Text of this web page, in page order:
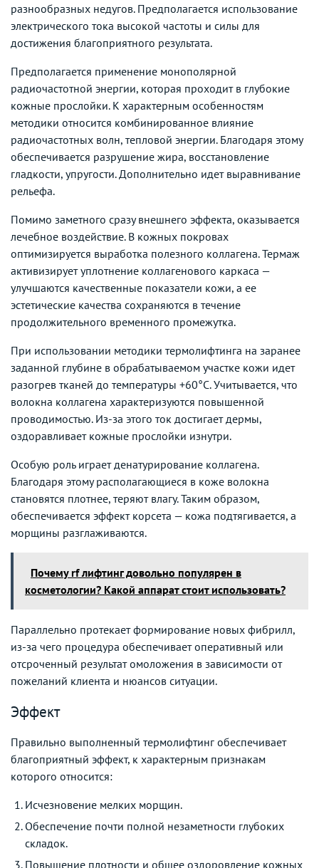
разнообразных недугов. Предполагается использование
электрического тока высокой частоты и силы для
достижения благоприятного результата.
Предполагается применение монополярной
радиочастотной энергии, которая проходит в глубокие
кожные прослойки. К характерным особенностям
методики относится комбинированное влияние
радиочастотных волн, тепловой энергии. Благодаря этому
обеспечивается разрушение жира, восстановление
гладкости, упругости. Дополнительно идет выравнивание
рельефа.
Помимо заметного сразу внешнего эффекта, оказывается
лечебное воздействие. В кожных покровах
оптимизируется выработка полезного коллагена. Термаж
активизирует уплотнение коллагенового каркаса —
улучшаются качественные показатели кожи, а ее
эстетические качества сохраняются в течение
продолжительного временного промежутка.
При использовании методики термолифтинга на заранее
заданной глубине в обрабатываемом участке кожи идет
разогрев тканей до температуры +60°C. Учитывается, что
волокна коллагена характеризуются повышенной
проводимостью. Из-за этого ток достигает дермы,
оздоравливает кожные прослойки изнутри.
Особую роль играет денатурирование коллагена.
Благодаря этому располагающиеся в коже волокна
становятся плотнее, теряют влагу. Таким образом,
обеспечивается эффект корсета — кожа подтягивается, а
морщины разглаживаются.
Почему rf лифтинг довольно популярен в
косметологии? Какой аппарат стоит использовать?
Параллельно протекает формирование новых фибрилл,
из-за чего процедура обеспечивает оперативный или
отсроченный результат омоложения в зависимости от
пожеланий клиента и нюансов ситуации.
Эффект
Правильно выполненный термолифтинг обеспечивает
благоприятный эффект, к характерным признакам
которого относится:
Исчезновение мелких морщин.
Обеспечение почти полной незаметности глубоких
складок.
Повышение плотности и общее оздоровление кожных